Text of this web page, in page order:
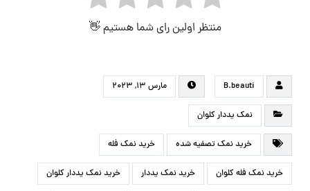
منتظر اولین رای شما هستیم 👋
B.beauti مارس ۱۳, ۲۰۲۳
نمک یددار کلوان
خرید نمک تصفیه شده خرید نمک فله
خرید نمک فله کلوان خرید نمک یددار خرید نمک یددار کلوان